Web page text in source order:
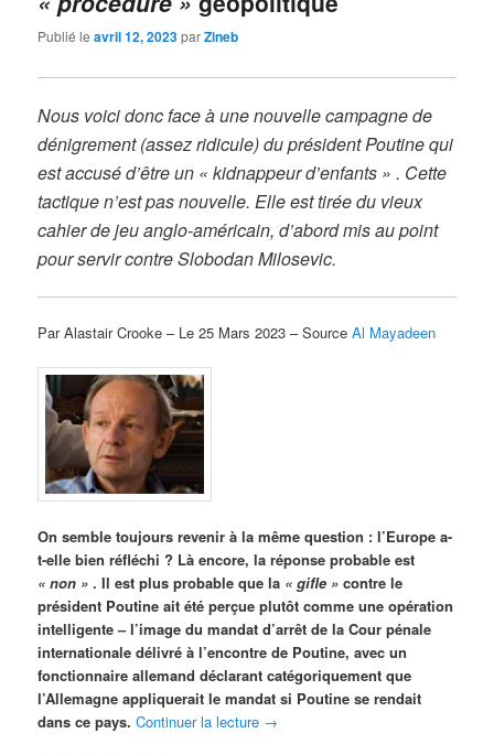
Publié leavril 12, 2023parZineb
Nous voici donc face à une nouvelle campagne de
dénigrement (assez ridicule) du président Poutine qui
est accusé d’être un « kidnappeur d’enfants » . Cette
tactique n’est pas nouvelle. Elle est tirée du vieux
cahier de jeu anglo-américain, d’abord mis au point
pour servir contre Slobodan Milosevic.
Par Alastair Crooke – Le 25 Mars 2023 – SourceAl Mayadeen
On semble toujours revenir à la même question : l’Europe a-
t-elle bien réfléchi ? Là encore, la réponse probable est
« non » . Il est plus probable que la « gifle » contre le
président Poutine ait été perçue plutôt comme une opération
intelligente – l’image du mandat d’arrêt de la Cour pénale
internationale délivré à l’encontre de Poutine, avec un
fonctionnaire allemand déclarant catégoriquement que
l’Allemagne appliquerait le mandat si Poutine se rendait
dans ce pays. Continuer la lecture →